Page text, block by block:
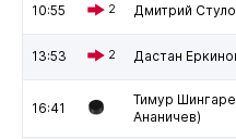
10:55 2 Дмитрий
13:53 2 Дастан
16:41
Тимур
Ананичев)